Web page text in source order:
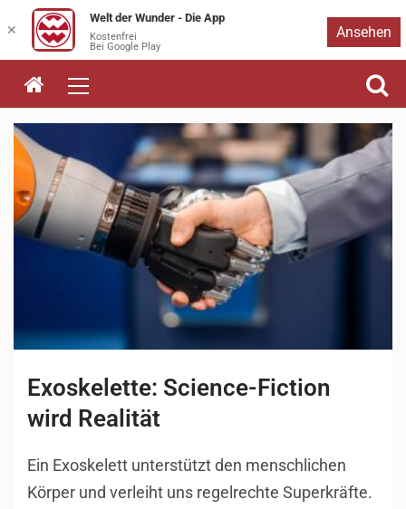
Zum
Inhalt
springen
Exoskelette: Science-Fiction
wird Realität
Ein Exoskelett unterstützt den menschlichen
Körper und verleiht uns regelrechte Superkräfte.
✕
Welt der Wunder - Die App
Kostenfrei
Bei Google Play
Ansehen